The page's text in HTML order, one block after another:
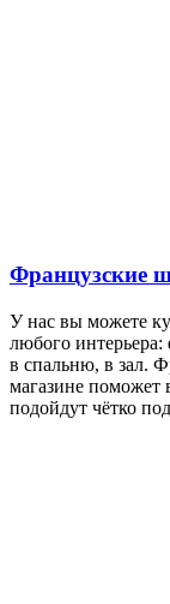
Французские
У нас вы можете
любого
в спальню, в зал.
магазине поможет
подойдут чётко